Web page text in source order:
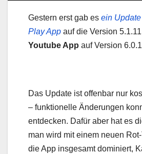
Gestern erst gab es ein
Play App auf die Version
Youtube App auf Version
Das Update ist offenbar nur
– funktionelle Änderungen
entdecken. Dafür aber hat es
man wird mit einem neuen
die App insgesamt dominiert,